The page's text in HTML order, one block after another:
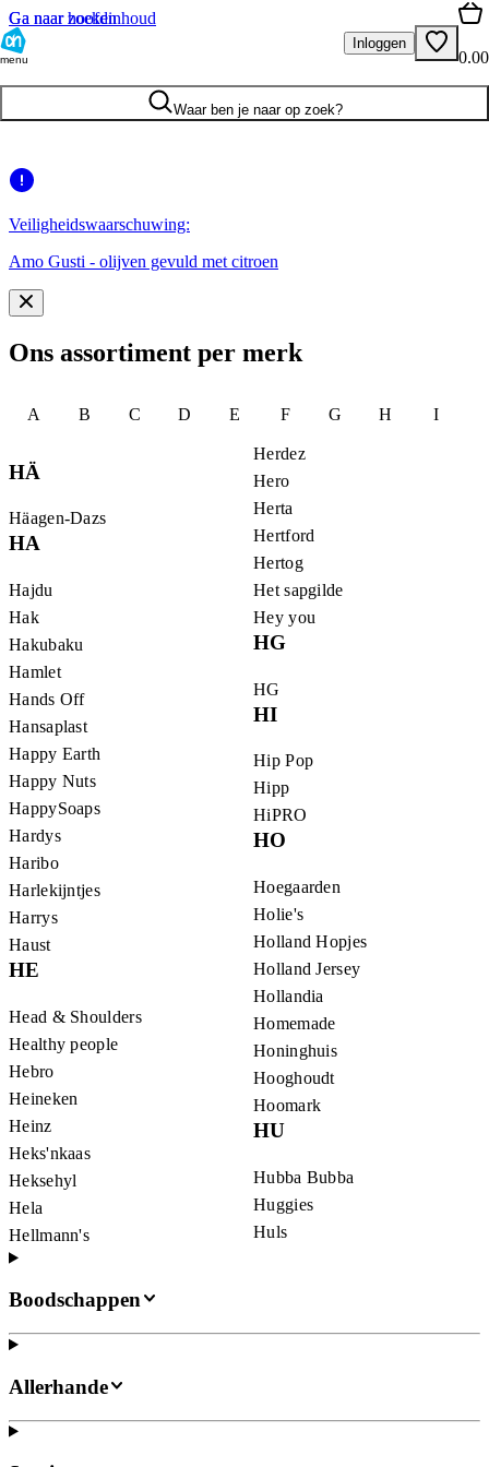
Ga naar hoofdinhoud
Ga naar zoeken
menu
Inloggen
0.00
Waar ben je naar op zoek?
Veiligheidswaarschuwing:
Amo Gusti - olijven gevuld met citroen
Ons assortiment per merk
A B C D E F G H I
HÄ
Häagen-Dazs
HA
Hajdu
Hak
Hakubaku
Hamlet
Hands Off
Hansaplast
Happy Earth
Happy Nuts
HappySoaps
Hardys
Haribo
Harlekijntjes
Harrys
Haust
HE
Head & Shoulders
Healthy people
Hebro
Heineken
Heinz
Heks'nkaas
Heksehyl
Hela
Hellmann's
Herdez
Hero
Herta
Hertford
Hertog
Het sapgilde
Hey you
HG
HG
HI
Hip Pop
Hipp
HiPRO
HO
Hoegaarden
Holie's
Holland Hopjes
Holland Jersey
Hollandia
Homemade
Honinghuis
Hooghoudt
Hoomark
HU
Hubba Bubba
Huggies
Huls
Boodschappen
Allerhande